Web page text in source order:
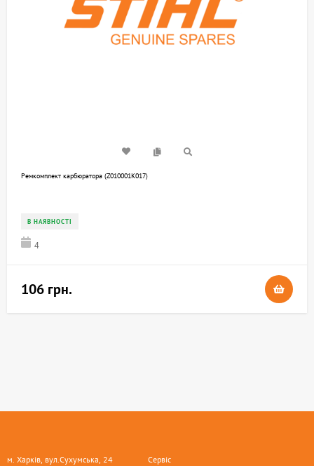
Ремкомплект карбюратора (Z010001K017)
В НАЯВНОСТІ
4
106 грн.
м. Харків, вул.Сухумська, 24
Сервіс